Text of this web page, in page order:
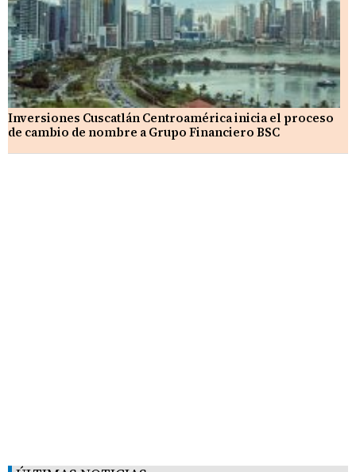
Inversiones Cuscatlán Centroamérica inicia el proceso
de cambio de nombre a Grupo Financiero BSC